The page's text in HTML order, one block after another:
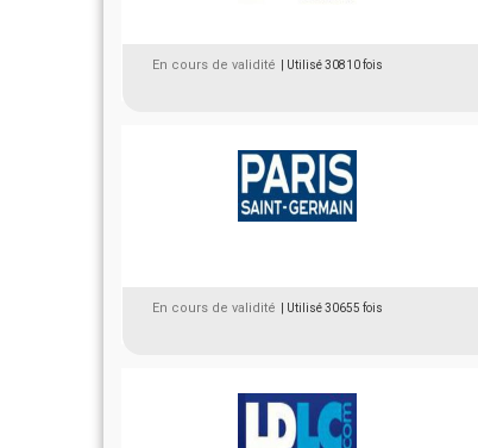
En cours de validité | Utilisé 30810 fois
En cours de validité | Utilisé 30655 fois